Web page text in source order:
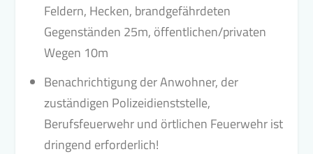
Feldern, Hecken, brandgefährdeten
Gegenständen 25m, öffentlichen/privaten
Wegen 10m
Benachrichtigung der Anwohner, der
zuständigen Polizeidienststelle,
Berufsfeuerwehr und örtlichen Feuerwehr ist
dringend erforderlich!